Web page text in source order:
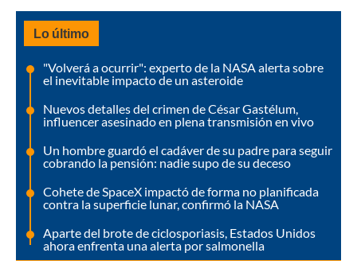
Lo último
"Volverá a ocurrir": experto de la NASA alerta sobre
el inevitable impacto de un asteroide
Nuevos detalles del crimen de César Gastélum,
influencer asesinado en plena transmisión en vivo
Un hombre guardó el cadáver de su padre para seguir
cobrando la pensión: nadie supo de su deceso
Cohete de SpaceX impactó de forma no planificada
contra la superficie lunar, confirmó la NASA
Aparte del brote de ciclosporiasis, Estados Unidos
ahora enfrenta una alerta por salmonella